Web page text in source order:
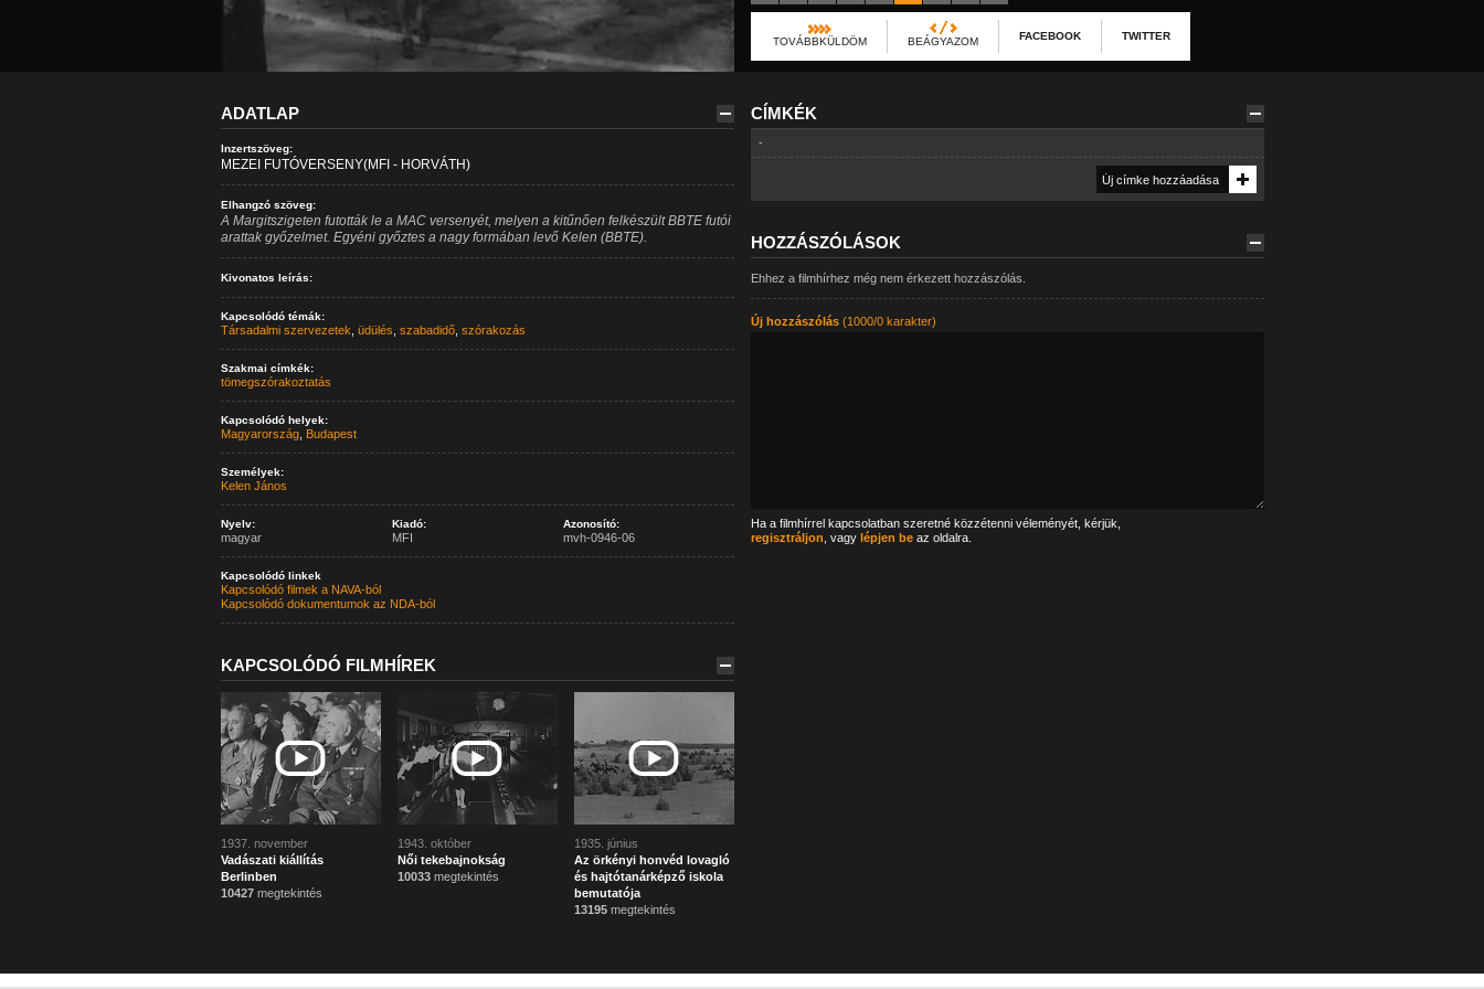
TOVÁBBKÜLDÖM BEÁGYAZOM FACEBOOK TWITTER
ADATLAP
Inzertszöveg:
MEZEI FUTÓVERSENY(MFI - HORVÁTH)
Elhangzó szöveg:
A Margitszigeten futották le a MAC versenyét, melyen a kitűnően felkészült BBTE futói
arattak győzelmet. Egyéni győztes a nagy formában levő Kelen (BBTE).
Kivonatos leírás:
Kapcsolódó témák:
Társadalmi szervezetek üdülés szabadidő, szórakozás
Szakmai címkék:
tömegszórakoztatás
Kapcsolódó helyek:
Magyarország, Budapest
Személyek:
Kelen János
Nyelv:
magyar
Kiadó:
MFI
Azonosító:
mvh-0946-06
Kapcsolódó linkek
Kapcsolódó filmek a NAVA-ból
Kapcsolódó dokumentumok az NDA-ból
KAPCSOLÓDÓ FILMHÍREK
1937. november
Vadászati kiállítás
Berlinben
10427megtekintés
1943. október
Női tekebajnokság
10033megtekintés
1935. június
Az örkényi honvéd lovagló
és hajtótanárképző iskola
bemutatója
13195megtekintés
CÍMKÉK
-
HOZZÁSZÓLÁSOK
Ehhez a filmhírhez még nem érkezett hozzászólás.
Új hozzászólás(1000/0 karakter)
Ha a filmhírrel kapcsolatban szeretné közzétenni véleményét, kérjük,
regisztráljon , vagy lépjen beaz oldalra.